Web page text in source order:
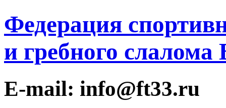
Федерация
и гребного
E-mail: info@ft33.ru